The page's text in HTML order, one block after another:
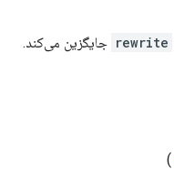
rewrite جایگزین می‌کند.
)